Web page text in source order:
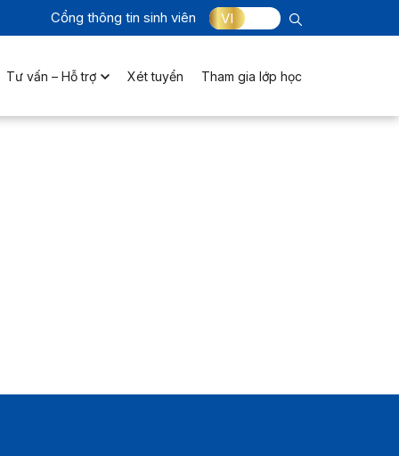
Cổng thông tin sinh viên VI
Tư vấn – Hỗ trợ Xét tuyển Tham gia lớp học